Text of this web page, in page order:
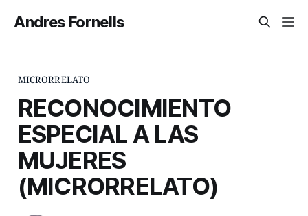
Andres Fornells
MICRORRELATO
RECONOCIMIENTO
ESPECIAL A LAS
MUJERES
(MICRORRELATO)